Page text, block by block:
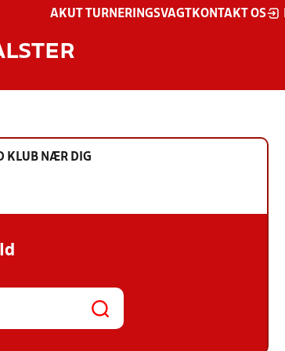
AKUT TURNERINGSVAGT KONTAKT OS
KLUB NÆR DIG